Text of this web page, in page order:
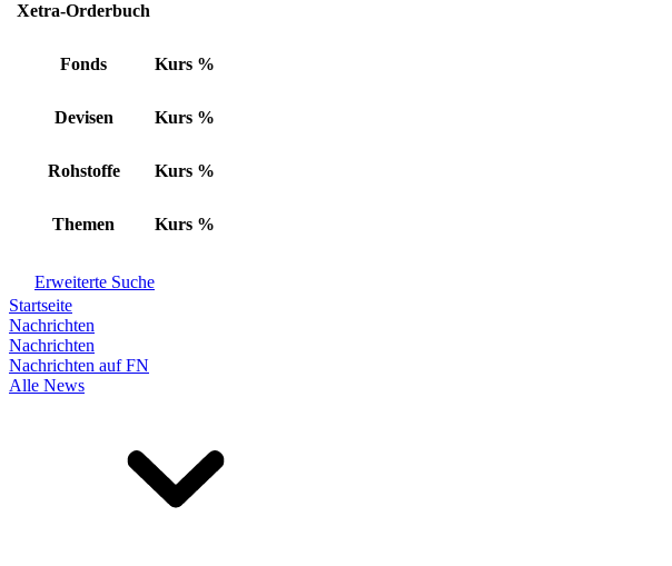
Xetra-Orderbuch
Fonds Kurs %
Devisen Kurs %
Rohstoffe Kurs %
Themen Kurs %
Erweiterte Suche
Startseite
Nachrichten
Nachrichten
Nachrichten auf FN
Alle News